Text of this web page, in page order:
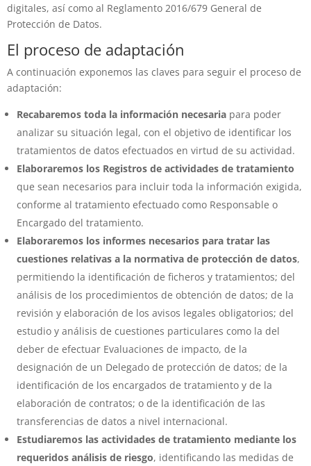
digitales, así como al Reglamento 2016/679 General de
Protección de Datos.
El proceso de adaptación
A continuación exponemos las claves para seguir el proceso de
adaptación:
Recabaremos toda la información necesaria para poder
analizar su situación legal, con el objetivo de identificar los
tratamientos de datos efectuados en virtud de su actividad.
Elaboraremos los Registros de actividades de tratamiento
que sean necesarios para incluir toda la información exigida,
conforme al tratamiento efectuado como Responsable o
Encargado del tratamiento.
Elaboraremos los informes necesarios para tratar las
cuestiones relativas a la normativa de protección de datos,
permitiendo la identificación de ficheros y tratamientos; del
análisis de los procedimientos de obtención de datos; de la
revisión y elaboración de los avisos legales obligatorios; del
estudio y análisis de cuestiones particulares como la del
deber de efectuar Evaluaciones de impacto, de la
designación de un Delegado de protección de datos; de la
identificación de los encargados de tratamiento y de la
elaboración de contratos; o de la identificación de las
transferencias de datos a nivel internacional.
Estudiaremos las actividades de tratamiento mediante los
requeridos análisis de riesgo, identificando las medidas de